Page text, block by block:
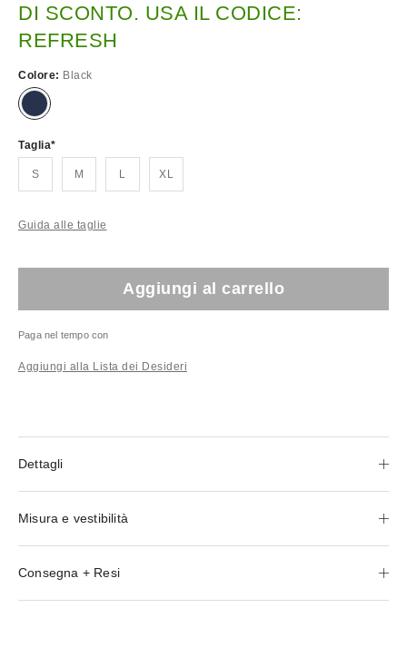
DI SCONTO. USA IL CODICE:
REFRESH
Colore: Black
Taglia
S M L XL
Guida alle taglie
Aggiungi al carrello
Paga nel tempo con
Aggiungi alla Lista dei Desideri
Dettagli
Misura e vestibilità
Consegna + Resi